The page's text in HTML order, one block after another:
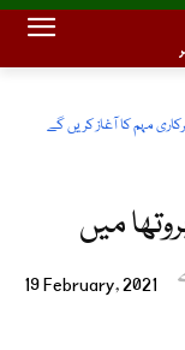
مہم کا آغاز کریں گے
میں
19 February, 2021